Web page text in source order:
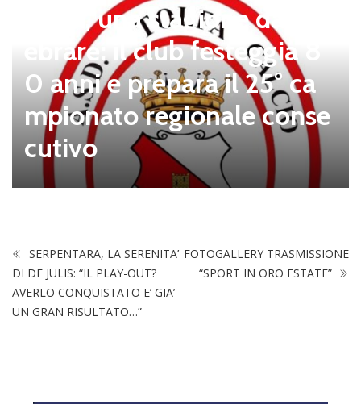
Tolfa, una stagione da cel
ebrare: il club festeggia 8
0 anni e prepara il 25° ca
mpionato regionale conse
cutivo
SERPENTARA, LA SERENITA’
DI DE JULIS: “IL PLAY-OUT?
AVERLO CONQUISTATO E’ GIA’
UN GRAN RISULTATO…”
FOTOGALLERY TRASMISSIONE
“SPORT IN ORO ESTATE”